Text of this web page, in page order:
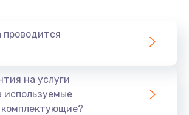
от 1890 руб.
от 2990 руб.
проводится
на услуги
используемые